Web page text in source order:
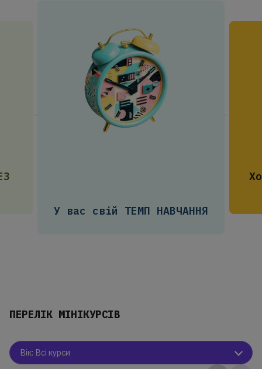
У вас свій ТЕМП НАВЧАННЯ
ПЕРЕЛІК МІНІКУРСІВ
Вік: Всі курси